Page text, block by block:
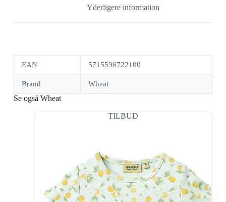
Yderligere information
EAN 5715596722100
Brand Wheat
Se også Wheat
TILBUD